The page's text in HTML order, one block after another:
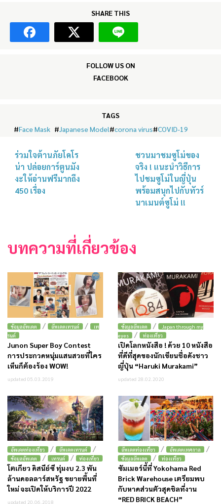
SHARE THIS
FOLLOW US ON
FACEBOOK
TAGS
#Face Mask #Japanese Model#corona virus#COVID-19
ร่วมใจต้านภัยโคโร
น่า ปล่อยการ์ตูนมัง
งะให้อ่านฟรีมากถึง
450 เรื่อง
ชวนมาชมซูโม่ของ
จริง ! แนะนำวิธีการ
ไปชมซูโม่ในญี่ปุ่น
พร้อมสนุกไปกับทัวร์
นาเมนต์ซูโม่ !!
บทความที่เกี่ยวข้อง
ข้อมูลอัพเดต / อัพเดตเทรนด์ /
เท
รนด์
Junon Super Boy Contest
การประกวดหนุ่มแสนสวยที่ใคร
เห็นก็ต้องร้อง WOW!
updated 05.03.2019
ข้อมูลอัพเดต /
Japan through my
eyes
/ ท่องเที่ยว
เปิดโลกหนังสือ ! ด้วย 10 หนังสือ
ที่ดีที่สุดของนักเขียนชื่อดังชาว
ญี่ปุ่น “Haruki Murakami”
updated 28.02.2020
อัพเดตท่องเที่ยว / อัพเดตเทรนด์ /
ข้อมูลอัพเดต / เทรนด์ / ท่องเที่ยว
โตเกียว ดิสนีย์ซี ทุ่มงบ 2.3 พัน
ล้านดอลลาร์สหรัฐ ขยายพื้นที่
ใหม่ จะเปิดให้บริการปี 2022
updated 20.06.2018
อัพเดตท่องเที่ยว / อัพเดตเทศกาล /
ข้อมูลอัพเดต / ท่องเที่ยว
ซัมเมอร์นี้ที่ Yokohama Red
Brick Warehouse เตรียมพบ
กับหาดส่วนตัวสุดชิลที่งาน
“RED BRICK BEACH”